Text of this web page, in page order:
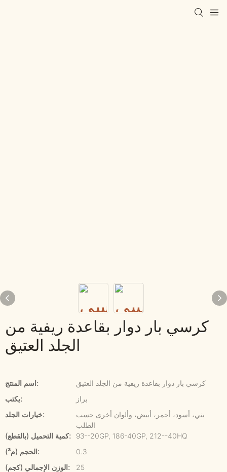
كرسي بار دوار بقاعدة ريفية من
الجلد العتيق
اسم المنتج:
كرسي بار دوار بقاعدة ريفية من الجلد العتيق
يكتب:
براز
خيارات الجلد:
بني، أسود، أحمر، أبيض، وألوان أخرى حسب
الطلب
كمية التحميل (بالقطع):
93--20GP, 186-40GP, 212--40HQ
الحجم (م³):
0.3
الوزن الإجمالي (كجم):
25